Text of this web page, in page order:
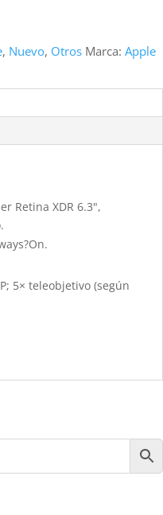
$1.201,00.
, Nuevo, Otros Marca: Apple
Retina XDR 6.3",
5× teleobjetivo (según